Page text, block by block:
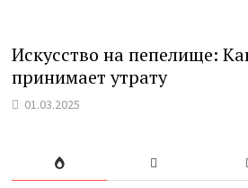
Искусство на пепелище:
принимает утрату
01.03.2025